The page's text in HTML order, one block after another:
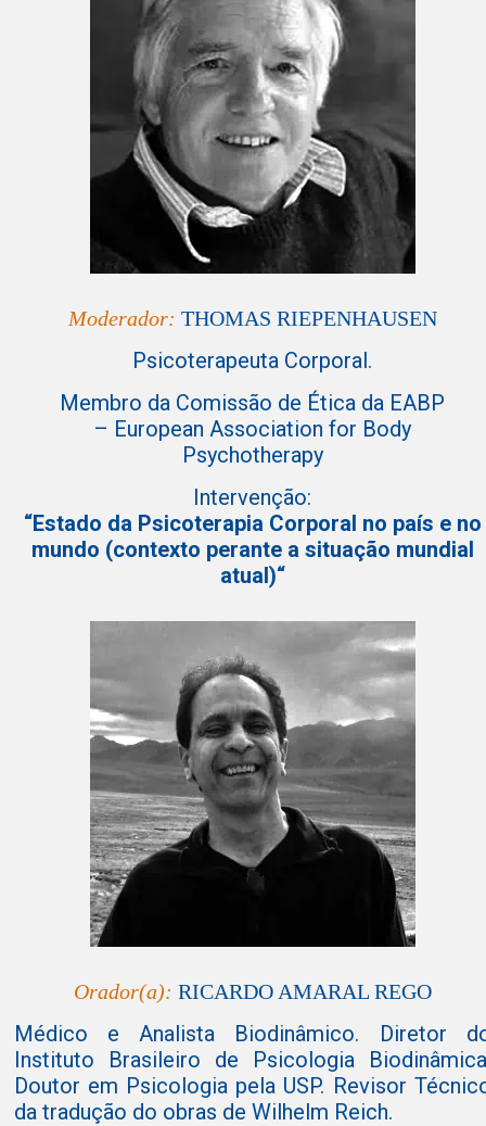
Moderador: THOMAS RIEPENHAUSEN
Psicoterapeuta Corporal.
Membro da Comissão de Ética da EABP
– European Association for Body
Psychotherapy
Intervenção:
“Estado da Psicoterapia Corporal no país e no
mundo (contexto perante a situação mundial
atual)“
Orador(a): RICARDO AMARAL REGO
Médico e Analista Biodinâmico. Diretor
Instituto Brasileiro de Psicologia
Doutor em Psicologia pela USP. Revisor
da tradução do obras de Wilhelm Reich.